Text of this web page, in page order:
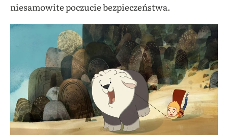
niesamowite poczucie bezpieczeństwa.